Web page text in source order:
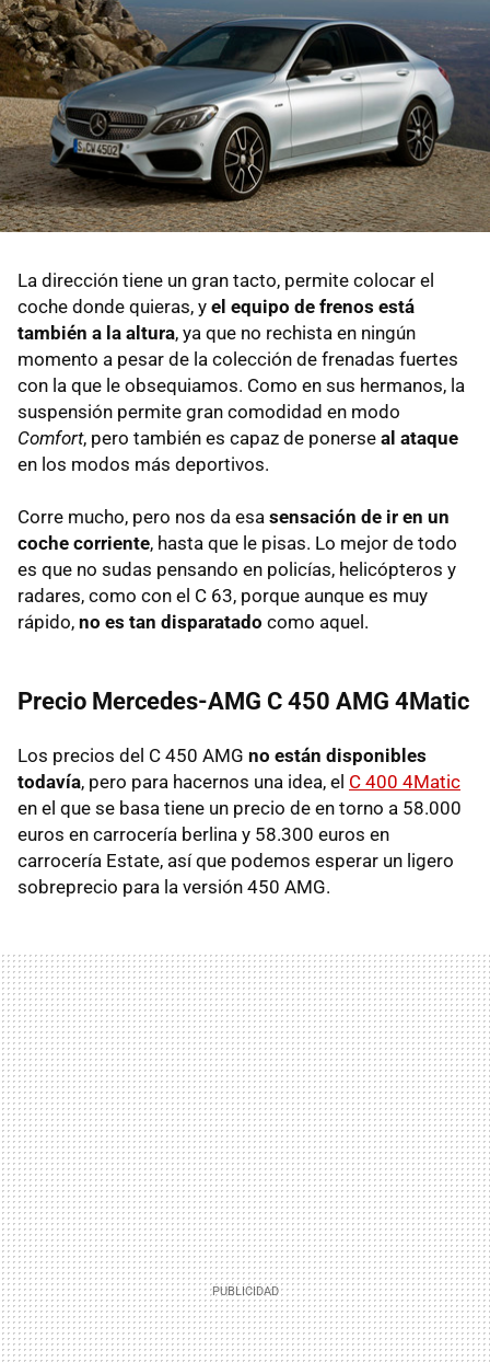
La dirección tiene un gran tacto, permite colocar el
coche donde quieras, y el equipo de frenos está
también a la altura, ya que no rechista en ningún
momento a pesar de la colección de frenadas fuertes
con la que le obsequiamos. Como en sus hermanos, la
suspensión permite gran comodidad en modo
Comfort, pero también es capaz de ponerse al ataque
en los modos más deportivos.
Corre mucho, pero nos da esa sensación de ir en un
coche corriente, hasta que le pisas. Lo mejor de todo
es que no sudas pensando en policías, helicópteros y
radares, como con el C 63, porque aunque es muy
rápido, no es tan disparatado como aquel.
Precio Mercedes-AMG C 450 AMG 4Matic
Los precios del C 450 AMG no están disponibles
todavía, pero para hacernos una idea, el C 400 4Matic
en el que se basa tiene un precio de en torno a 58.000
euros en carrocería berlina y 58.300 euros en
carrocería Estate, así que podemos esperar un ligero
sobreprecio para la versión 450 AMG.